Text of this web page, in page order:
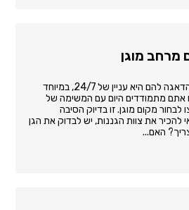
מרחב מוגן
כל מי שיש לו ילדים יודע שהדאגה להם היא עניין של 24/7, במיוחד
אתם מתמודדים היום עם המשימה של
לבחור מקום מוגן. זו בדיוק הסיבה
את צוות הגננות, יש לבדוק את הגן
האם...